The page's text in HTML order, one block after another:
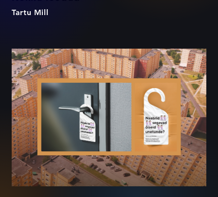
Tartu Mill
Saada naaber (t)ööle!